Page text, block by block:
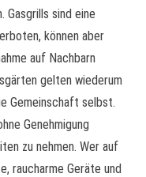
Gasgrills sind eine
können aber
auf Nachbarn
gelten wiederum
Gemeinschaft selbst.
Genehmigung
zu nehmen. Wer auf
raucharme Geräte und